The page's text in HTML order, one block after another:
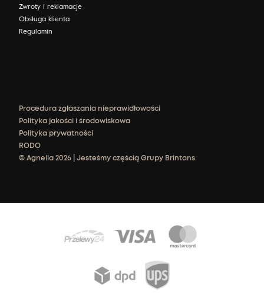
Zwroty i reklamacje
Obsługa klienta
Regulamin
Procedura zgłaszania nieprawidłowości
Polityka jakości i środowiskowa
Polityka prywatności
RODO
© Agnella 2026 | Jesteśmy częścią Grupy Brintons.